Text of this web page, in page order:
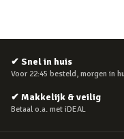
✔ Snel in huis
Voor 22:45 besteld, morgen in
✔ Makkelijk & veilig
Betaal o.a. met iDEAL